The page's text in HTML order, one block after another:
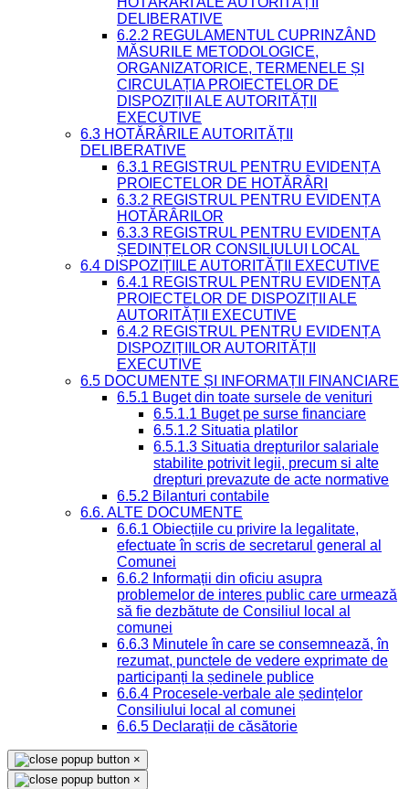
DELIBERATIVE
6.2.2 REGULAMENTUL CUPRINZÂND
MĂSURILE METODOLOGICE,
ORGANIZATORICE, TERMENELE ȘI
CIRCULAȚIA PROIECTELOR DE
DISPOZIȚII ALE AUTORITĂȚII
EXECUTIVE
6.3 HOTĂRÂRILE AUTORITĂȚII
DELIBERATIVE
6.3.1 REGISTRUL PENTRU EVIDENȚA
PROIECTELOR DE HOTĂRÂRI
6.3.2 REGISTRUL PENTRU EVIDENȚA
HOTĂRÂRILOR
6.3.3 REGISTRUL PENTRU EVIDENȚA
ȘEDINȚELOR CONSILIULUI LOCAL
6.4 DISPOZIȚIILE AUTORITĂȚII EXECUTIVE
6.4.1 REGISTRUL PENTRU EVIDENȚA
PROIECTELOR DE DISPOZIȚII ALE
AUTORITĂȚII EXECUTIVE
6.4.2 REGISTRUL PENTRU EVIDENȚA
DISPOZIȚIILOR AUTORITĂȚII
EXECUTIVE
6.5 DOCUMENTE ȘI INFORMAȚII FINANCIARE
6.5.1 Buget din toate sursele de venituri
6.5.1.1 Buget pe surse financiare
6.5.1.2 Situatia platilor
6.5.1.3 Situatia drepturilor salariale
stabilite potrivit legii, precum si alte
drepturi prevazute de acte normative
6.5.2 Bilanturi contabile
6.6. ALTE DOCUMENTE
6.6.1 Obiecțiile cu privire la legalitate,
efectuate în scris de secretarul general al
Comunei
6.6.2 Informații din oficiu asupra
problemelor de interes public care urmează
să fie dezbătute de Consiliul local al
comunei
6.6.3 Minutele în care se consemnează, în
rezumat, punctele de vedere exprimate de
participanți la ședinele publice
6.6.4 Procesele-verbale ale ședințelor
Consiliului local al comunei
6.6.5 Declarații de căsătorie
×
×